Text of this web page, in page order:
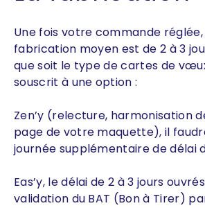
Une fois votre commande
fabrication moyen est de 2 à 3
que soit le type de cartes de
souscrit à une option :
Zen’y (relecture, harmonisation
page de votre maquette), il
journée supplémentaire de délai
Eas’y, le délai de 2 à 3 jours
validation du BAT (Bon à Tirer)